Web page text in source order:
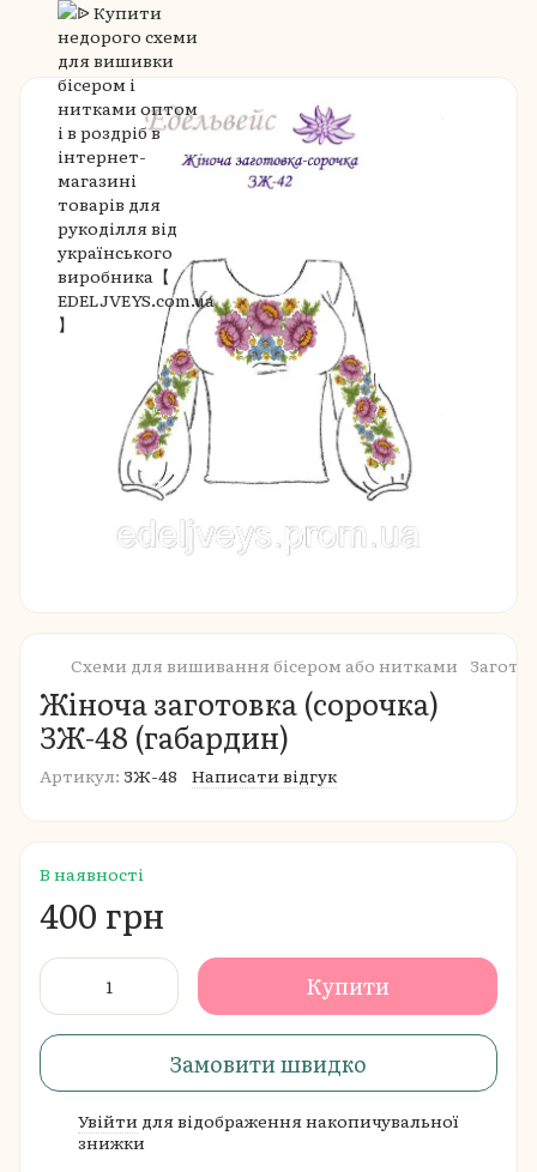
Схеми для вишивання бісером або нитками
Жіноча заготовка (сорочка)
ЗЖ-48 (габардин)
Артикул: ЗЖ-48 Написати відгук
В наявності
400 грн
Купити
Замовити швидко
Увійти для відображення накопичувальної
знижки